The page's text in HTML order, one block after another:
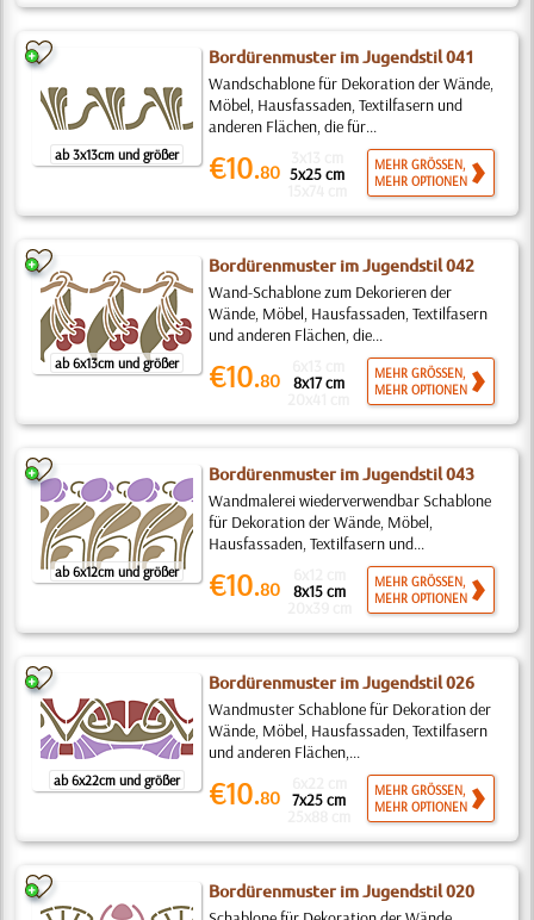
ab 3x13cm und größer
Bordürenmuster im Jugendstil 041
Wandschablone für Dekoration der Wände,
Möbel, Hausfassaden, Textilfasern und
anderen Flächen, die für...
€10.80 5x25 cm
MEHR GRÖSSEN,
MEHR OPTIONEN
ab 6x13cm und größer
Bordürenmuster im Jugendstil 042
Wand-Schablone zum Dekorieren der
Wände, Möbel, Hausfassaden, Textilfasern
und anderen Flächen, die...
€10.80 8x17 cm
MEHR GRÖSSEN,
MEHR OPTIONEN
ab 6x12cm und größer
Bordürenmuster im Jugendstil 043
Wandmalerei wiederverwendbar Schablone
für Dekoration der Wände, Möbel,
Hausfassaden, Textilfasern und...
€10.80 8x15 cm
MEHR GRÖSSEN,
MEHR OPTIONEN
ab 6x22cm und größer
Bordürenmuster im Jugendstil 026
Wandmuster Schablone für Dekoration der
Wände, Möbel, Hausfassaden, Textilfasern
und anderen Flächen,...
€10.80 7x25 cm
MEHR GRÖSSEN,
MEHR OPTIONEN
Bordürenmuster im Jugendstil 020